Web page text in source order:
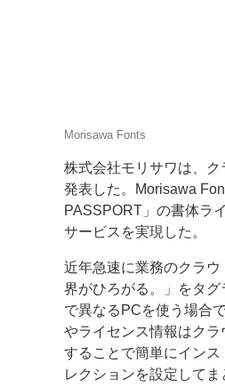
Morisawa Fonts
株式会社モリサワは、
発表した。Morisawa
PASSPORT」の書体ラ
サービスを実現した。
近年急速に業務のクラ
界がひろがる。」をタ
で異なるPCを使う場合
やライセンス情報はク
することで簡単にイン
レクションを設定して